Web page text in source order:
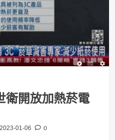
衛開放加熱菸電
2023-01-06 0